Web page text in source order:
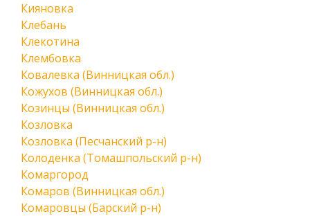
Кияновка
Клебань
Клекотина
Клембовка
Ковалевка (Винницкая обл.)
Кожухов (Винницкая обл.)
Козинцы (Винницкая обл.)
Козловка
Козловка (Песчанский р-н)
Колоденка (Томашпольский р-н)
Комаргород
Комаров (Винницкая обл.)
Комаровцы (Барский р-н)